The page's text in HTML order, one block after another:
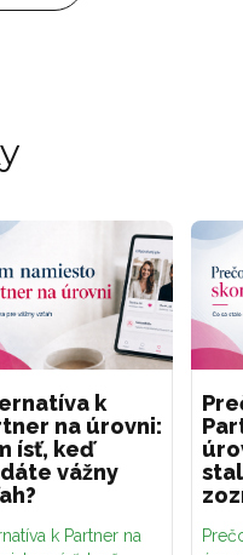
k
na úrovni:
ísť, keď
vážny
k Partner na